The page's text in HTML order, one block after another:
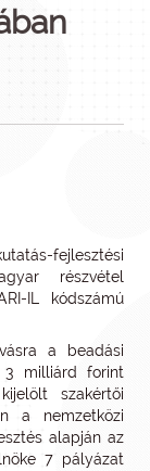
fejlesztési
részvétel
IL kódszámú
a beadási
3 milliárd forint
szakértői
a nemzetközi
alapján az
7 pályázat